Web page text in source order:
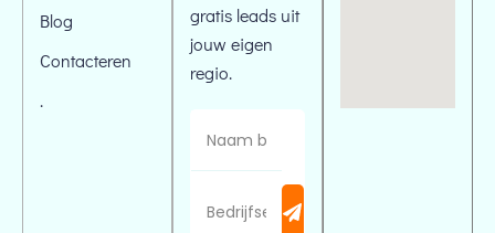
Blog
Contacteren
.
gratis leads uit
jouw eigen
regio.